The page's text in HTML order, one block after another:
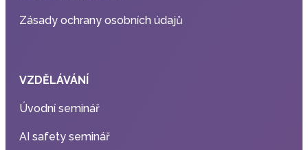
Zásady ochrany osobních údajů
VZDĚLÁVÁNÍ
Úvodní seminář
AI safety seminář